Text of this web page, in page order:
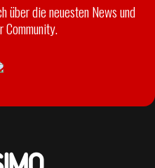
über die neuesten News und
Community.